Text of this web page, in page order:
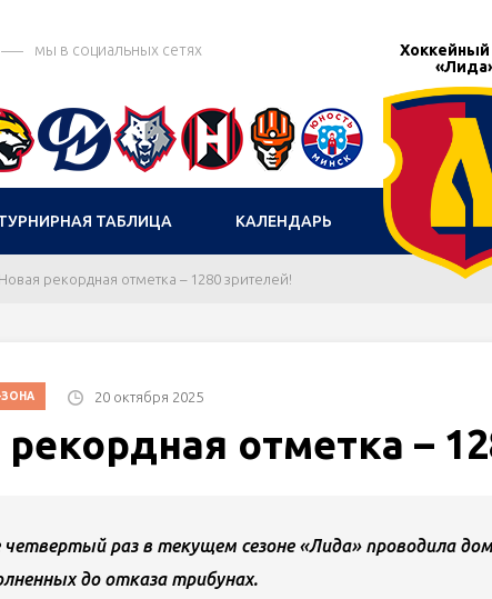
мы в социальных сетях
Хоккейный
ТАБЛИЦА КАЛЕНДАРЬ
Новая рекордная отметка – 1280 зрителей!
20 октября 2025
отметка –
раз в текущем сезоне «Лида» проводила
до отказа трибунах.